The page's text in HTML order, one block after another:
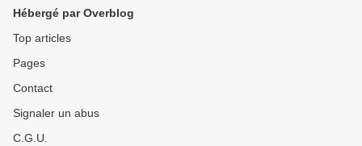
Hébergé par Overblog
Top articles
Pages
Contact
Signaler un abus
C.G.U.